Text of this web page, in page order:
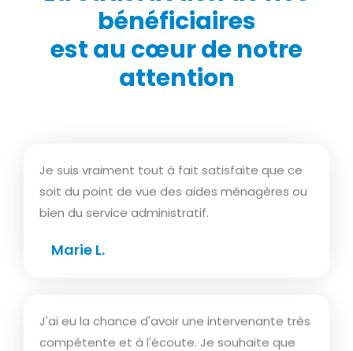
bénéficiaires
est au cœur de notre
attention
Je suis vraiment tout à fait satisfaite que ce
soit du point de vue des aides ménagères ou
bien du service administratif.
Marie L.
J'ai eu la chance d'avoir une intervenante très
compétente et à l'écoute. Je souhaite que